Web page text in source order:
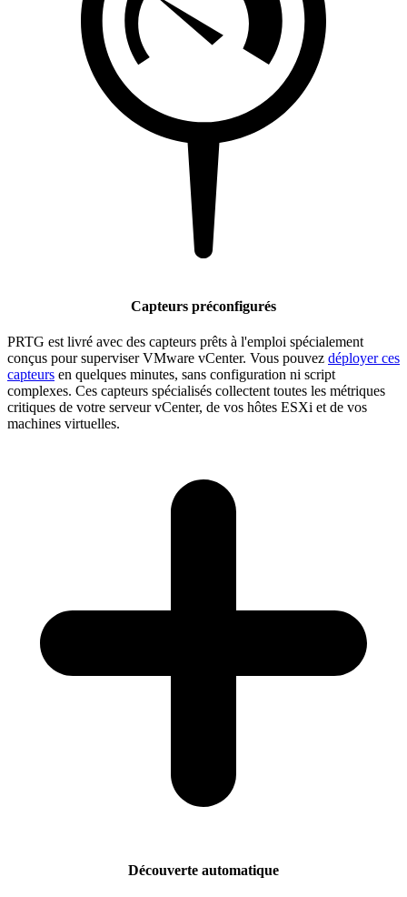
Capteurs préconfigurés
PRTG est livré avec des capteurs prêts à l'emploi spécialement
conçus pour superviser VMware vCenter. Vous pouvez déployer ces
capteurs en quelques minutes, sans configuration ni script
complexes. Ces capteurs spécialisés collectent toutes les métriques
critiques de votre serveur vCenter, de vos hôtes ESXi et de vos
machines virtuelles.
Découverte automatique